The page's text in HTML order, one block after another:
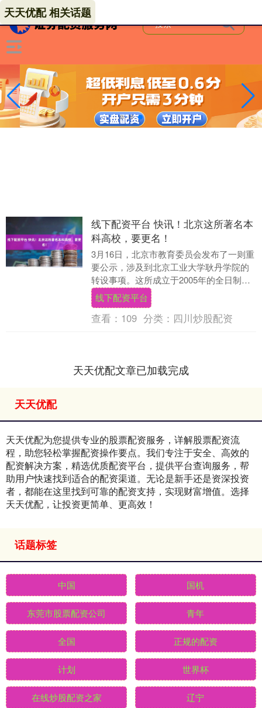
天天优配 相关话题
线下配资平台 快讯！北京这所著名本
科高校，要更名！
3月16日，北京市教育委员会发布了一则重
要公示，涉及到北京工业大学耿丹学院的
转设事项。这所成立于2005年的全日制民
办普通本科院校线下配资平台，正按照教
育部关于....
线下配资平台
查看： 109 分类： 四川炒股配资
天天优配文章已加载完成
天天优配
天天优配为您提供专业的股票配资服务，详解股票配资流
程，助您轻松掌握配资操作要点。我们专注于安全、高效的
配资解决方案，精选优质配资平台，提供平台查询服务，帮
助用户快速找到适合的配资渠道。无论是新手还是资深投资
者，都能在这里找到可靠的配资支持，实现财富增值。选择
天天优配，让投资更简单、更高效！
话题标签
中国 国机
东莞市股票配资公司 青年
全国 正规的配资
计划 世界杯
在线炒股配资之家 辽宁